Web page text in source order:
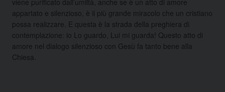
appartato e silenzioso, è il più grande miracolo che un cristiano
possa realizzare. E questa è la strada della preghiera di
contemplazione: io Lo guardo, Lui mi guarda! Questo atto di
amore nel dialogo silenzioso con Gesù fa tanto bene alla
Chiesa.